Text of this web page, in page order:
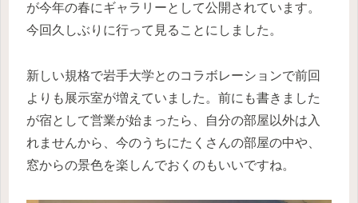
が今年の春にギャラリーとして公開されています。
今回久しぶりに行って見ることにしました。
新しい規格で岩手大学とのコラボレーションで前回
よりも展示室が増えていました。前にも書きました
が宿として営業が始まったら、自分の部屋以外は入
れませんから、今のうちにたくさんの部屋の中や、
窓からの景色を楽しんでおくのもいいですね。